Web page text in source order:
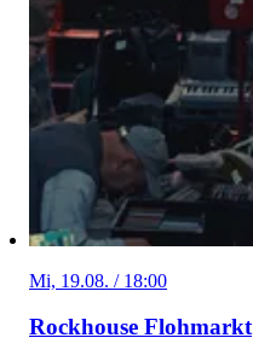
Mi, 19.08. / 18:00
Rockhouse Flohmarkt